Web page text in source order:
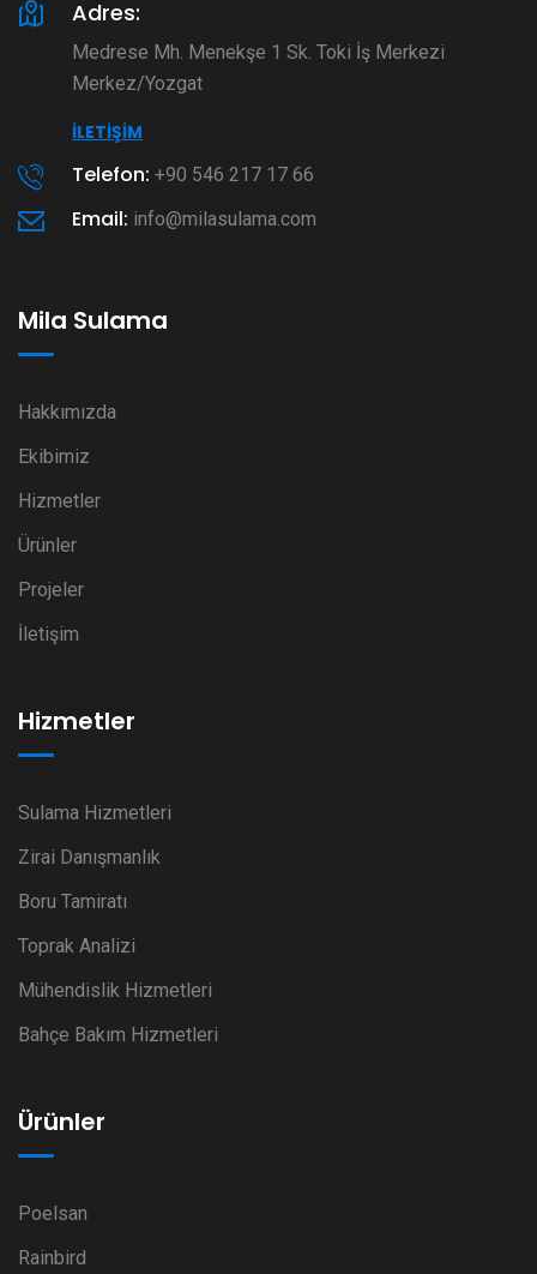
Adres:
Medrese Mh. Menekşe 1 Sk. Toki İş Merkezi
Merkez/Yozgat
İLETIŞIM
Telefon: +90 546 217 17 66
Email: info@milasulama.com
Mila Sulama
Hakkımızda
Ekibimiz
Hizmetler
Ürünler
Projeler
İletişim
Hizmetler
Sulama Hizmetleri
Zirai Danışmanlık
Boru Tamiratı
Toprak Analizi
Mühendislik Hizmetleri
Bahçe Bakım Hizmetleri
Ürünler
Poelsan
Rainbird